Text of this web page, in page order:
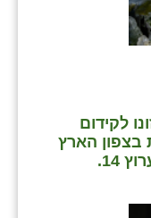
לקידום
בצפון הארץ
14.